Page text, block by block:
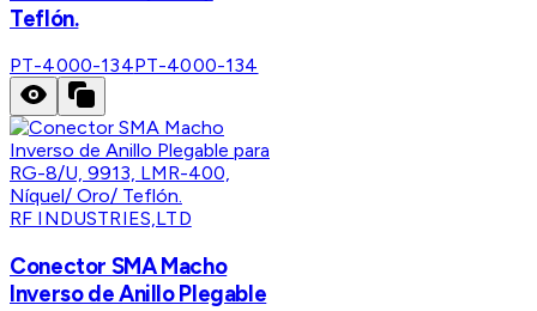
Teflón.
PT-4000-134PT-4000-134
RF INDUSTRIES,LTD
Conector SMA Macho
Inverso de Anillo Plegable